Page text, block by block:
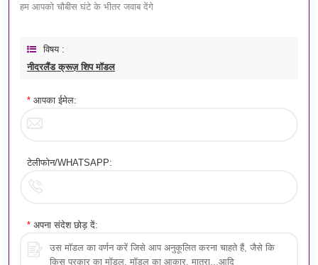
हम आपको चौबीस घंटे के भीतर जवाब देंगे
विषय :
नीदरलैंड क्रूज़ शिप मॉडल
* आपका ईमेल:
टेलीफोन/WHATSAPP:
* अपना संदेश छोड़ दें: